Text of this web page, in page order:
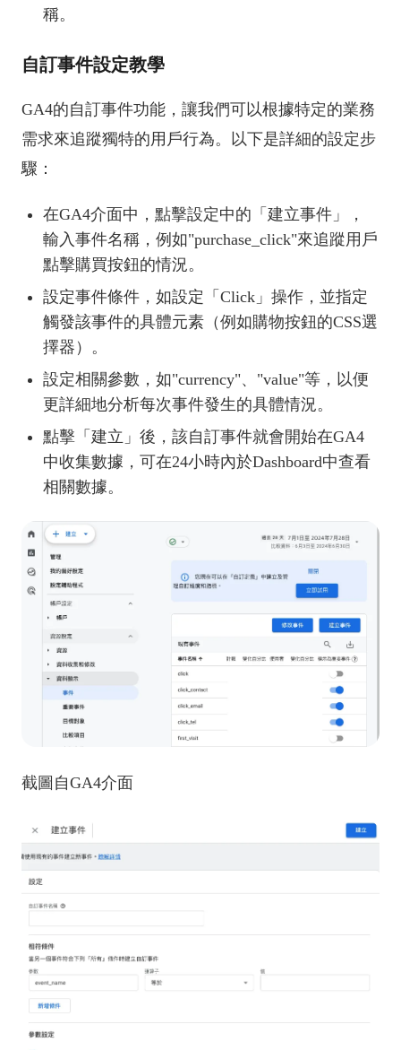
稱。
自訂事件設定教學
GA4的自訂事件功能，讓我們可以根據特定的業務
需求來追蹤獨特的用戶行為。以下是詳細的設定步
驟：
在GA4介面中，點擊設定中的「建立事件」，
輸入事件名稱，例如"purchase_click"來追蹤用戶
點擊購買按鈕的情況。
設定事件條件，如設定「Click」操作，並指定
觸發該事件的具體元素（例如購物按鈕的CSS選
擇器）。
設定相關參數，如"currency"、"value"等，以便
更詳細地分析每次事件發生的具體情況。
點擊「建立」後，該自訂事件就會開始在GA4
中收集數據，可在24小時內於Dashboard中查看
相關數據。
截圖自GA4介面